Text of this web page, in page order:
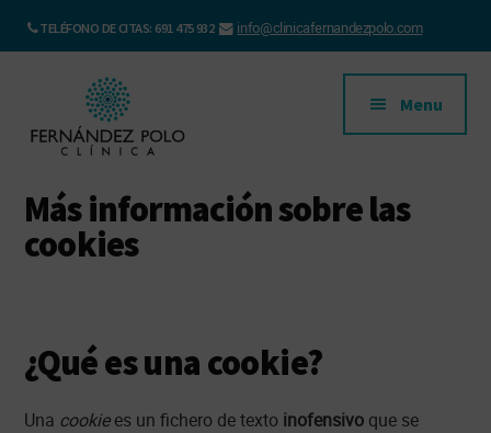
TELÉFONO DE CITAS: 691 475 932 info@clinicafernandezpolo.com
Additional
menu
Clínica
Fernández
Polo
Clínica
Pediátrica
en
Menu
Más información sobre las
cookies
¿Qué es una cookie?
Una cookiees un fichero de texto inofensivo que se